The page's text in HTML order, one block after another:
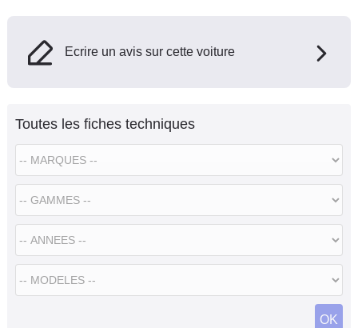
Ecrire un avis sur cette voiture
Toutes les fiches techniques